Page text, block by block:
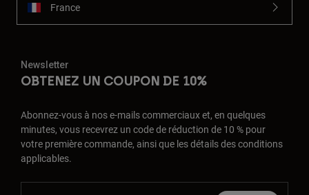
France
Newsletter
OBTENEZ UN COUPON DE 10%
Abonnez-vous à nos e-mails commerciaux et, en quelques
minutes, vous recevrez un code de réduction de 10 % pour
votre première commande, ainsi que les détails des conditions
applicables.